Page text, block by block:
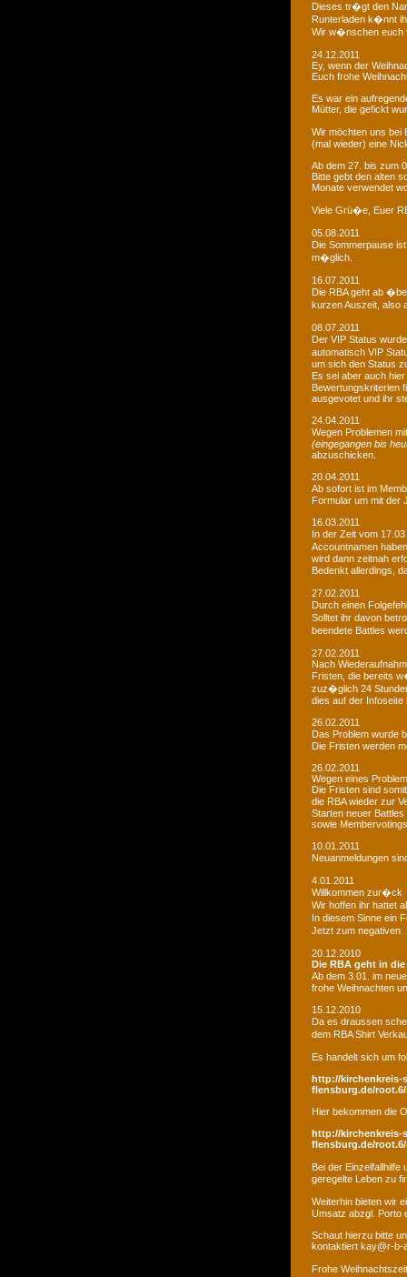
Dieses tr�gt den
Runterladen k�nnt
Wir w�nschen
24.12.2011
Ey, wenn der
Euch frohe
Es war ein
Mütter, die gefickt
Wir möchten uns bei
(mal wieder) eine
Ab dem 27. bis zum
Bitte gebt den alten
Monate verwendet
Viele Grü�e, Euer
05.08.2011
Die Sommerpause
m�glich.
16.07.2011
Die RBA geht ab
kurzen Auszeit, also
08.07.2011
Der VIP Status
automatisch VIP
um sich den Status
Es sei aber auch
Bewertungskriterien
ausgevotet und ihr
24.04.2011
Wegen Problemen
(eingegangen bis
abzuschicken.
20.04.2011
Ab sofort ist im
Formular um mit der
16.03.2011
In der Zeit vom
Accountnamen
wird dann zeitnah
Bedenkt allerdings,
27.02.2011
Durch einen
Solltet ihr davon
beendete Battles
27.02.2011
Nach
Fristen, die bereits
zuz�glich 24
dies auf der
26.02.2011
Das Problem wurde
Die Fristen werden
26.02.2011
Wegen eines
Die Fristen sind
die RBA wieder zur
Starten neuer Battles
sowie
10.01.2011
Neuanmeldungen
4.01.2011
Willkommen zur�ck
Wir hoffen ihr hattet
In diesem Sinne ein
Jetzt zum negativen:
20.12.2010
Die RBA geht in
Ab dem 3.01. im
frohe Weihnachten
15.12.2010
Da es draussen
dem RBA Shirt
Es handelt sich um
http://kirchenkreis-
flensburg.de/
Hier bekommen die
http://kirchenkreis-
flensburg.de/
Bei der
geregelte Leben zu
Weiterhin bieten wir
Umsatz abzgl. Porto
Schaut hierzu bitte
kontaktiert kay@r-b-
Frohe